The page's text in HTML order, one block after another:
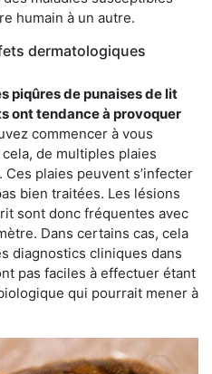
humain à un autre.
dermatologiques
piqûres de punaises de lit
ont tendance à provoquer
commencer à vous
de multiples plaies
plaies peuvent s’infecter
bien traitées. Les lésions
sont donc fréquentes avec
Dans certains cas, cela
diagnostics cliniques dans
pas faciles à effectuer étant
qui pourrait mener à